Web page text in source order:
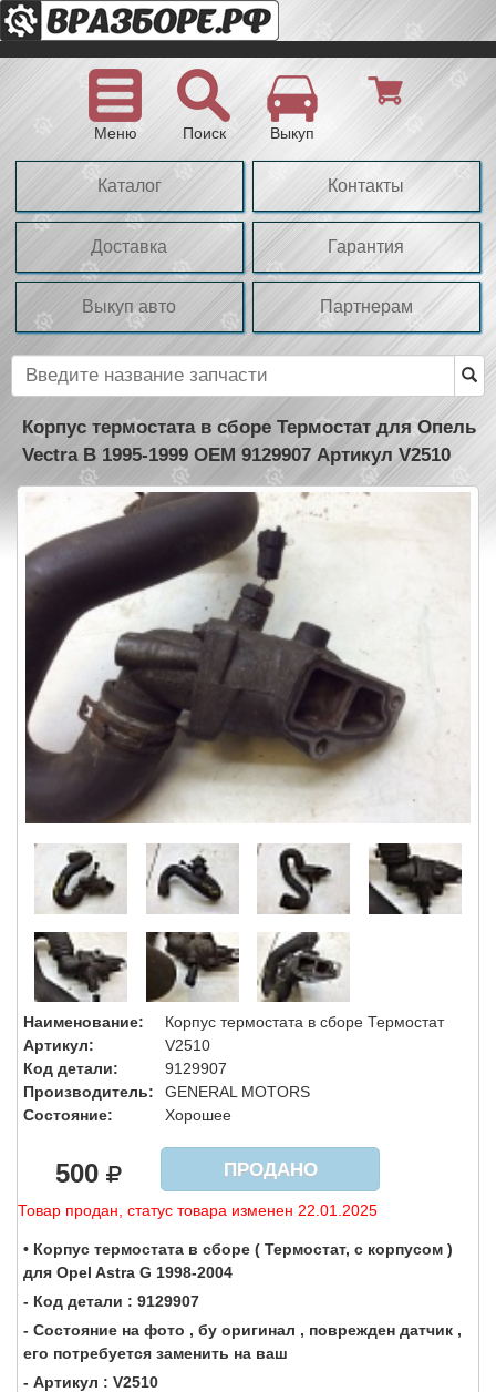
Меню Поиск Выкуп
Каталог Контакты
Доставка Гарантия
Выкуп авто Партнерам
Корпус термостата в сборе Термостат для Опель
Vectra B 1995-1999 OEM 9129907 Артикул V2510
Наименование:
Корпус термостата в сборе Термостат
Артикул:
V2510
Код детали:
9129907
Производитель:
GENERAL MOTORS
Состояние:
Хорошее
500 ПРОДАНО
Товар продан, статус товара изменен 22.01.2025
• Корпус термостата в сборе ( Термостат, с корпусом )
для Opel Astra G 1998-2004
- Код детали : 9129907
- Состояние на фото , бу оригинал , поврежден датчик ,
его потребуется заменить на ваш
- Артикул : V2510